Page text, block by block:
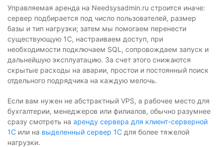
Управляемая аренда на Needsysadmin.ru строится иначе:
сервер подбирается под число пользователей, размер
базы и тип нагрузки; затем мы помогаем перенести
существующую 1С, настраиваем доступ, при
необходимости подключаем SQL, сопровождаем запуск и
дальнейшую эксплуатацию. За счет этого снижаются
скрытые расходы на аварии, простои и постоянный поиск
отдельного подрядчика на каждую мелочь.
Если вам нужен не абстрактный VPS, а рабочее место для
бухгалтерии, менеджеров или филиалов, обычно разумнее
сразу смотреть на аренду сервера для клиент-серверной
1С или на выделенный сервер 1С для более тяжелой
нагрузки.